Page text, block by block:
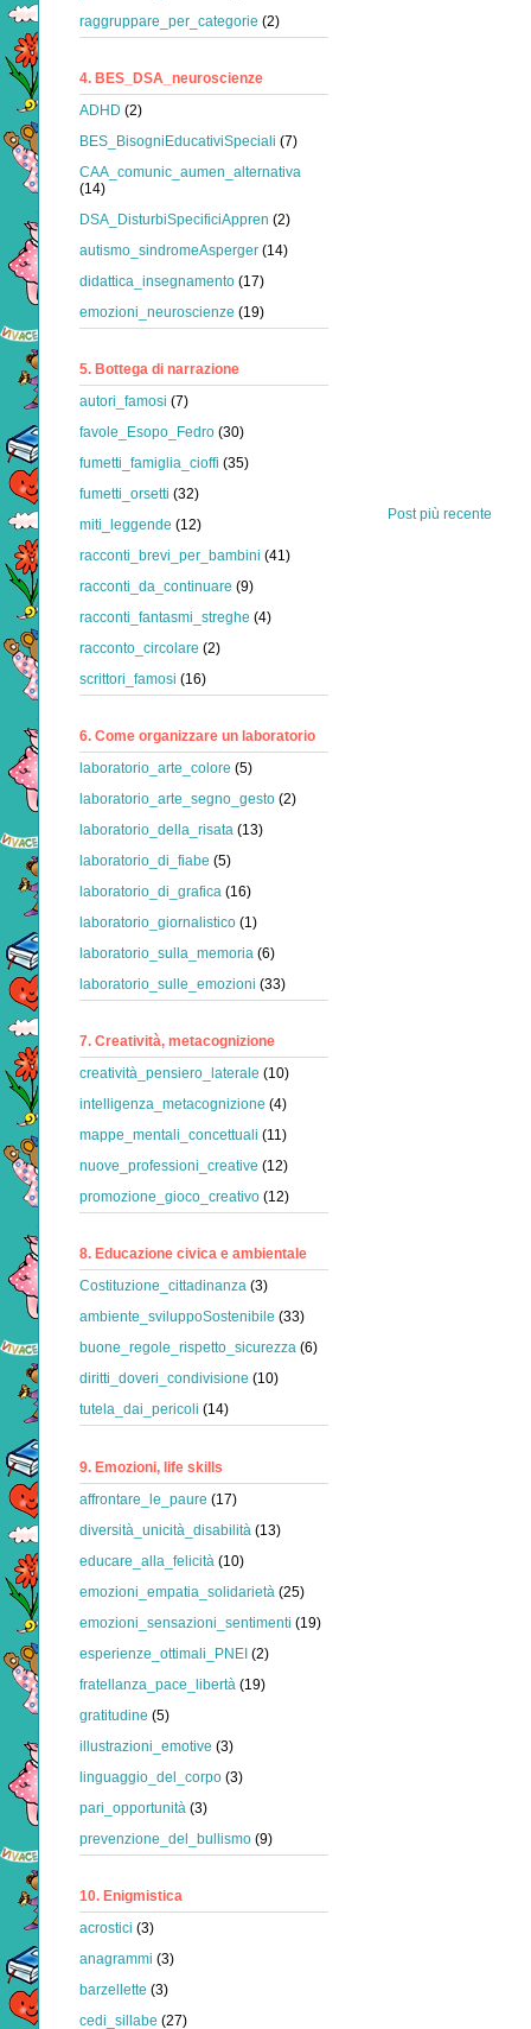
Post più recente
raggruppare_per_categorie (2)
4. BES_DSA_neuroscienze
ADHD (2)
BES_BisogniEducativiSpeciali (7)
CAA_comunic_aumen_alternativa
(14)
DSA_DisturbiSpecificiAppren (2)
autismo_sindromeAsperger (14)
didattica_insegnamento (17)
emozioni_neuroscienze (19)
5. Bottega di narrazione
autori_famosi (7)
favole_Esopo_Fedro (30)
fumetti_famiglia_cioffi (35)
fumetti_orsetti (32)
miti_leggende (12)
racconti_brevi_per_bambini (41)
racconti_da_continuare (9)
racconti_fantasmi_streghe (4)
racconto_circolare (2)
scrittori_famosi (16)
6. Come organizzare un laboratorio
laboratorio_arte_colore (5)
laboratorio_arte_segno_gesto (2)
laboratorio_della_risata (13)
laboratorio_di_fiabe (5)
laboratorio_di_grafica (16)
laboratorio_giornalistico (1)
laboratorio_sulla_memoria (6)
laboratorio_sulle_emozioni (33)
7. Creatività, metacognizione
creatività_pensiero_laterale (10)
intelligenza_metacognizione (4)
mappe_mentali_concettuali (11)
nuove_professioni_creative (12)
promozione_gioco_creativo (12)
8. Educazione civica e ambientale
Costituzione_cittadinanza (3)
ambiente_sviluppoSostenibile (33)
buone_regole_rispetto_sicurezza (6)
diritti_doveri_condivisione (10)
tutela_dai_pericoli (14)
9. Emozioni, life skills
affrontare_le_paure (17)
diversità_unicità_disabilità (13)
educare_alla_felicità (10)
emozioni_empatia_solidarietà (25)
emozioni_sensazioni_sentimenti (19)
esperienze_ottimali_PNEI (2)
fratellanza_pace_libertà (19)
gratitudine (5)
illustrazioni_emotive (3)
linguaggio_del_corpo (3)
pari_opportunità (3)
prevenzione_del_bullismo (9)
10. Enigmistica
acrostici (3)
anagrammi (3)
barzellette (3)
cedi_sillabe (27)